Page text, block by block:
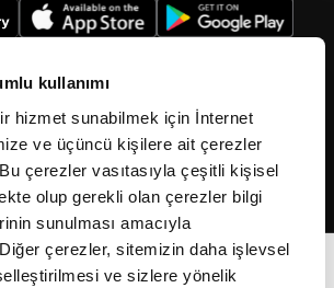
kullanımı
hizmet sunabilmek için İnternet
ve üçüncü kişilere ait çerezler
çerezler vasıtasıyla çeşitli kişisel
olup gerekli olan çerezler bilgi
sunulması amacıyla
Diğer çerezler, sitemizin daha işlevsel
ve sizlere yönelik
hakları saklıdır.